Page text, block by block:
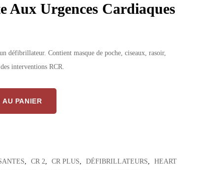
Aux Urgences Cardiaques
défibrillateur. Contient masque de poche, ciseaux, rasoir,
interventions RCR.
AU PANIER
CR 2 CR PLUS DÉFIBRILLATEURS
HEART